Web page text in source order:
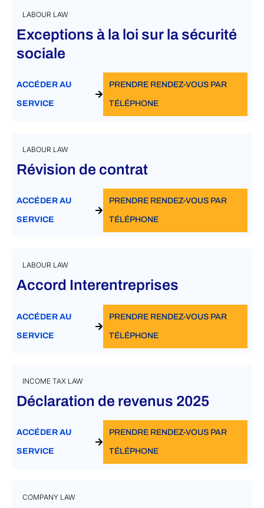
LABOUR LAW
Exceptions à la loi sur la sécurité
sociale
ACCÉDER AU
SERVICE
PRENDRE RENDEZ-VOUS PAR
TÉLÉPHONE
LABOUR LAW
Révision de contrat
ACCÉDER AU
SERVICE
PRENDRE RENDEZ-VOUS PAR
TÉLÉPHONE
LABOUR LAW
Accord Interentreprises
ACCÉDER AU
SERVICE
PRENDRE RENDEZ-VOUS PAR
TÉLÉPHONE
INCOME TAX LAW
Déclaration de revenus 2025
ACCÉDER AU
SERVICE
PRENDRE RENDEZ-VOUS PAR
TÉLÉPHONE
COMPANY LAW